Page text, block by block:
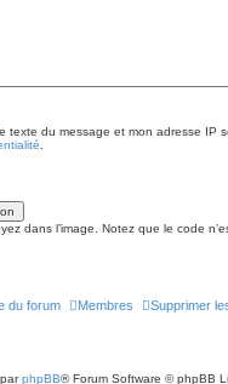
texte du message et mon adresse IP
dans l’image. Notez que le code
Supprimer
Membres
du forum
phpBB® Forum Software © phpBB